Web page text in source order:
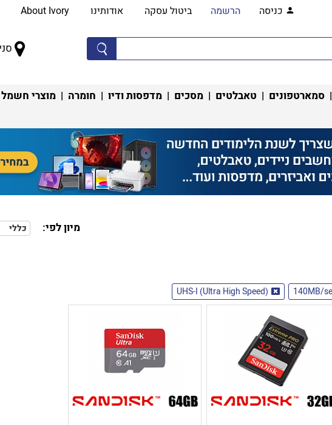
כניסה הרשמה ביטול עסקה אודותינו About Ivory
| סמארטפונים | טאבלטים | מסכים | מדפסות ודיו | חומרה | מוצרי
מיון לפי: כללי
UHS-I (Ultra High Speed)